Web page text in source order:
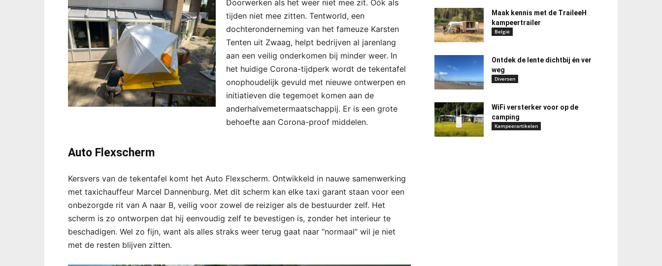
Doorwerken als het weer niet mee zit. Oók als
tijden niet mee zitten. Tentworld, een
dochteronderneming van het fameuze Karsten
Tenten uit Zwaag, helpt bedrijven al jarenlang
aan een veilig onderkomen bij minder weer. In
het huidige Corona-tijdperk wordt de tekentafel
onophoudelijk gevuld met nieuwe ontwerpen en
initiatieven die tegemoet komen aan de
anderhalvemetermaatschappij. Er is een grote
behoefte aan Corona-proof middelen.
Auto Flexscherm
Kersvers van de tekentafel komt het Auto Flexscherm. Ontwikkeld in nauwe samenwerking
met taxichauffeur Marcel Dannenburg. Met dit scherm kan elke taxi garant staan voor een
onbezorgde rit van A naar B, veilig voor zowel de reiziger als de bestuurder zelf. Het
scherm is zo ontworpen dat hij eenvoudig zelf te bevestigen is, zonder het interieur te
beschadigen. Wel zo fijn, want als alles straks weer terug gaat naar “normaal” wil je niet
met de resten blijven zitten.
Maak kennis met de TraileeH
kampeertrailer
België
Ontdek de lente dichtbij én ver
weg
Diversen
WiFi versterker voor op de
camping
Kampeerartikelen